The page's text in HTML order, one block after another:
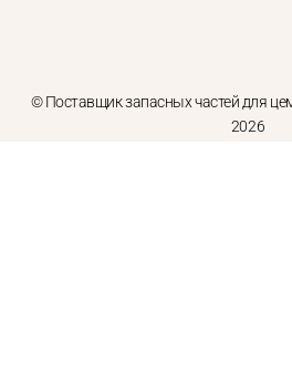
© Поставщик запасных частей для
2026